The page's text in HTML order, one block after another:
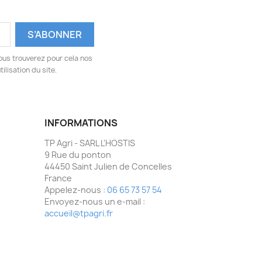
trouverez pour cela nos
du site.
INFORMATIONS
TP Agri - SARL L'HOSTIS
9 Rue du ponton
44450 Saint Julien de Concelles
France
Appelez-nous : 06 65 73 57 54
Envoyez-nous un e-mail :
accueil@tpagri.fr